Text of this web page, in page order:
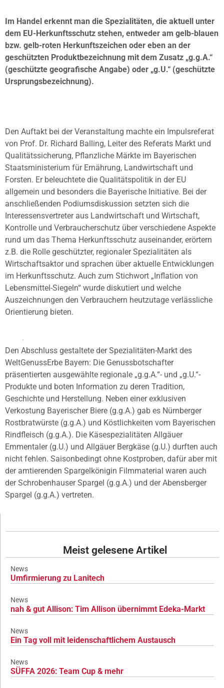
Im Handel erkennt man die Spezialitäten, die aktuell unter
dem EU-Herkunftsschutz stehen, entweder am gelb-blauen
bzw. gelb-roten Herkunftszeichen oder eben an der
geschützten Produktbezeichnung mit dem Zusatz „g.g.A.“
(geschützte geografische Angabe) oder „g.U.“ (geschützte
Ursprungsbezeichnung).
Den Auftakt bei der Veranstaltung machte ein Impulsreferat
von Prof. Dr. Richard Balling, Leiter des Referats Markt und
Qualitätssicherung, Pflanzliche Märkte im Bayerischen
Staatsministerium für Ernährung, Landwirtschaft und
Forsten. Er beleuchtete die Qualitätspolitik in der EU
allgemein und besonders die Bayerische Initiative. Bei der
anschließenden Podiumsdiskussion setzten sich die
Interessensvertreter aus Landwirtschaft und Wirtschaft,
Kontrolle und Verbraucherschutz über verschiedene Aspekte
rund um das Thema Herkunftsschutz auseinander, erörtern
z.B. die Rolle geschützter, regionaler Spezialitäten als
Wirtschaftsaktor und sprachen über aktuelle Entwicklungen
im Herkunftsschutz. Auch zum Stichwort „Inflation von
Lebensmittel-Siegeln“ wurde diskutiert und welche
Auszeichnungen den Verbrauchern heutzutage verlässliche
Orientierung bieten.
Den Abschluss gestaltete der Spezialitäten-Markt des
WeltGenussErbe Bayern: Die Genussbotschafter
präsentierten ausgewählte regionale „g.g.A.“- und „g.U.“-
Produkte und boten Information zu deren Tradition,
Geschichte und Herstellung. Neben einer exklusiven
Verkostung Bayerischer Biere (g.g.A.) gab es Nürnberger
Rostbratwürste (g.g.A.) und Köstlichkeiten vom Bayerischen
Rindfleisch (g.g.A.). Die Käsespezialitäten Allgäuer
Emmentaler (g.U.) und Allgäuer Bergkäse (g.U.) durften auch
nicht fehlen. Saisonbedingt ohne Kostproben, dafür aber mit
der amtierenden Spargelkönigin Filmmaterial waren auch
der Schrobenhauser Spargel (g.g.A.) und der Abensberger
Spargel (g.g.A.) vertreten.
Meist gelesene Artikel
News
Umfirmierung zu Lanitech
News
nah & gut Allison: Tim Allison übernimmt Edeka-Markt
News
Ein Tag voll mit leidenschaftlichem Austausch
News
SÜFFA 2026: Team Cup & mehr